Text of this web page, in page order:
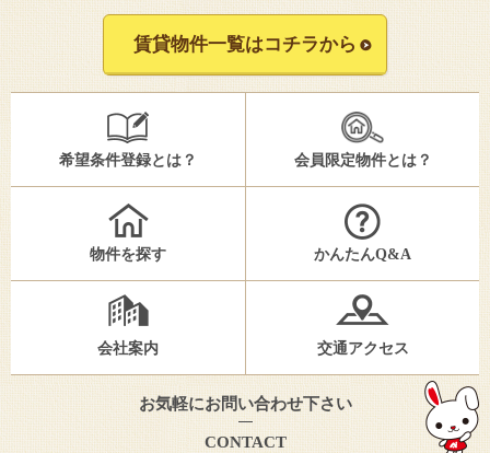
賃貸物件一覧はコチラから
希望条件登録とは？ 会員限定物件とは？
物件を探す かんたんQ&A
会社案内 交通アクセス
お気軽にお問い合わせ下さい
CONTACT